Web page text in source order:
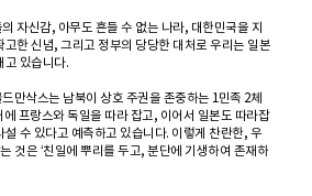
자신감, 아무도 흔들 수 없는 나라, 대한민국을 지
고한 신념, 그리고 정부의 당당한 대처로 우리는 일본
고 있습니다.
만삭스는 남북이 상호 주권을 존중하는 1민족 2체
프랑스와 독일을 따라 잡고, 이어서 일본도 따라잡
설 수 있다고 예측하고 있습니다. 이렇게 찬란한, 우
것은 ‘친일에 뿌리를 두고, 분단에 기생하여 존재하